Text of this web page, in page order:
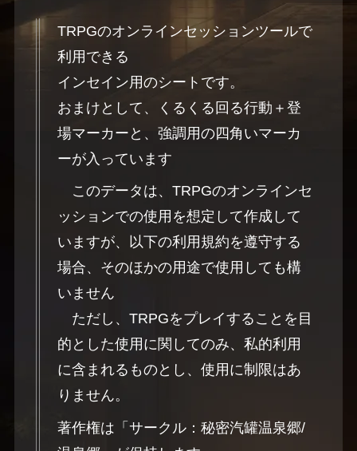
TRPGのオンラインセッションツールで
利用できる
インセイン用のシートです。
おまけとして、くるくる回る行動＋登
場マーカーと、強調用の四角いマーカ
ーが入っています
このデータは、TRPGのオンラインセ
ッションでの使用を想定して作成して
いますが、以下の利用規約を遵守する
場合、そのほかの用途で使用しても構
いません
ただし、TRPGをプレイすることを目
的とした使用に関してのみ、私的利用
に含まれるものとし、使用に制限はあ
りません。
著作権は「サークル：秘密汽罐温泉郷/